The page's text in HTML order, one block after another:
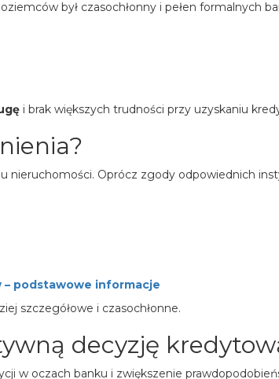
był czasochłonny i pełen formalnych
i brak większych trudności przy uzyskaniu
nieruchomości. Oprócz zgody odpowiednich
podstawowe informacje
szczegółowe i czasochłonne.
decyzję
w oczach banku i zwiększenie